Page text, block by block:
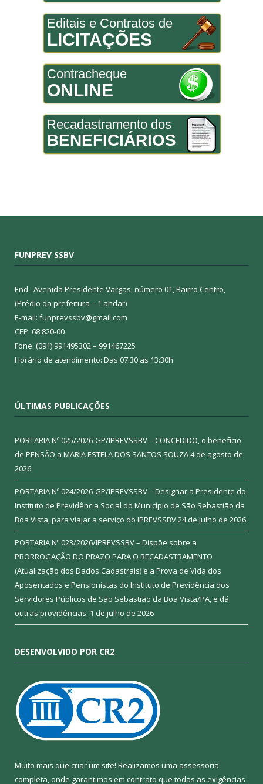
Editais e Contratos de
LICITAÇÕES
Contracheque
ONLINE
Recadastramento dos
BENEFICIÁRIOS
FUNPREV SSBV
End.: Avenida Presidente Vargas, número 01, Bairro Centro,
(Prédio da prefeitura – 1 andar)
E-mail: funprevssbv@gmail.com
CEP: 68.820-00
Fone: (091) 991495302 – 991467225
Horário de atendimento: Das 07:30 as 13:30h
ÚLTIMAS PUBLICAÇÕES
PORTARIA Nº 025/2026-GP/IPREVSSBV – CONCEDIDO, o benefício
de PENSÃO a MARIA ESTELA DOS SANTOS SOUZA4 de agosto de
2026
PORTARIA Nº 024/2026-GP/IPREVSSBV – Designar a Presidente do
Instituto de Previdência Social do Município de São Sebastião da
Boa Vista, para viajar a serviço do IPREVSSBV24 de julho de 2026
PORTARIA Nº 023/2026/IPREVSSBV – Dispõe sobre a
PRORROGAÇÃO DO PRAZO PARA O RECADASTRAMENTO
(Atualização dos Dados Cadastrais) e a Prova de Vida dos
Aposentados e Pensionistas do Instituto de Previdência dos
Servidores Públicos de São Sebastião da Boa Vista/PA, e dá
outras providências. 1 de julho de 2026
DESENVOLVIDO POR CR2
Muito mais que criar um site! Realizamos uma assessoria
completa, onde garantimos em contrato que todas as exigências